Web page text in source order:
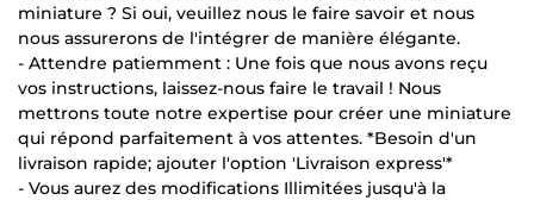
miniature ? Si oui, veuillez nous le faire savoir et nous
nous assurerons de l'intégrer de manière élégante.
- Attendre patiemment : Une fois que nous avons reçu
vos instructions, laissez-nous faire le travail ! Nous
mettrons toute notre expertise pour créer une miniature
qui répond parfaitement à vos attentes. *Besoin d'un
livraison rapide; ajouter l'option 'Livraison express'*
- Vous aurez des modifications Illimitées jusqu'à la